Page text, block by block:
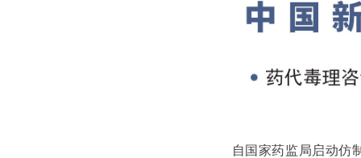
自国家药监局启动仿制